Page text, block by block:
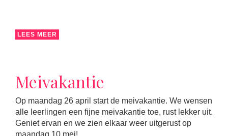
LEES MEER
Meivakantie
Op maandag 26 april start de meivakantie. We wensen
alle leerlingen een fijne meivakantie toe, rust lekker uit.
Geniet ervan en we zien elkaar weer uitgerust op
maandag 10 mei!